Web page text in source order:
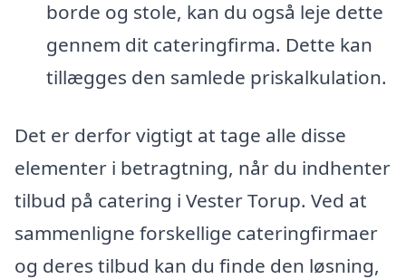
borde og stole, kan du også leje dette
gennem dit cateringfirma. Dette kan
tillægges den samlede priskalkulation.
Det er derfor vigtigt at tage alle disse
elementer i betragtning, når du indhenter
tilbud på catering i Vester Torup. Ved at
sammenligne forskellige cateringfirmaer
og deres tilbud kan du finde den løsning,